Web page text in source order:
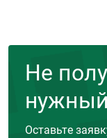
Не
Оставьте